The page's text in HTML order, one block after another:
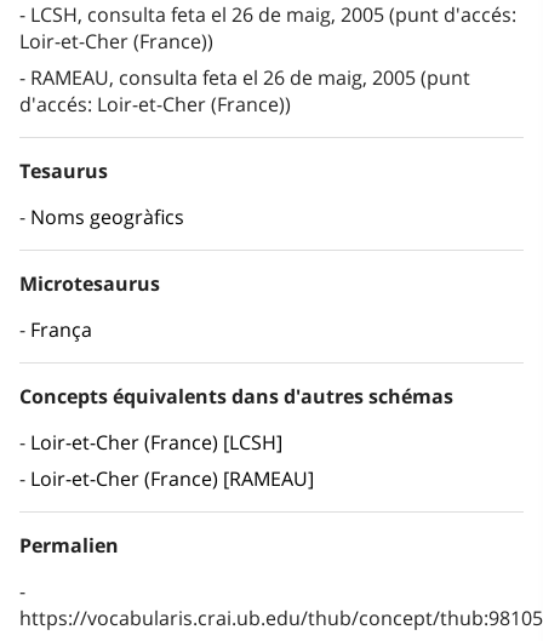
LCSH, consulta feta el 26 de maig, 2005 (punt d'accés:
Loir-et-Cher (France))
RAMEAU, consulta feta el 26 de maig, 2005 (punt
d'accés: Loir-et-Cher (France))
Tesaurus
Noms geogràfics
Microtesaurus
França
Concepts équivalents dans d'autres schémas
Loir-et-Cher (France) [LCSH]
Loir-et-Cher (France) [RAMEAU]
Permalien
https://vocabularis.crai.ub.edu/thub/concept/